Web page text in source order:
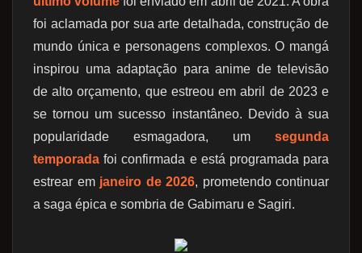
foi aclamada por sua arte detalhada, construção de
mundo única e personagens complexos. O mangá
inspirou uma adaptação para anime de televisão
de alto orçamento, que estreou em abril de 2023 e
se tornou um sucesso instantâneo. Devido à sua
popularidade esmagadora, um segunda
temporada foi confirmada e está programada para
estrear em janeiro de 2026, prometendo continuar
a saga épica e sombria de Gabimaru e Sagiri.